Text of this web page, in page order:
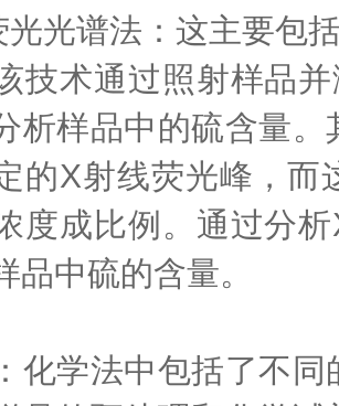
光光谱法：这主要包
技术通过照射样品
析样品中的硫含量
的X射线荧光峰，而
度成比例。通过分
品中硫的含量。
化学法中包括了不